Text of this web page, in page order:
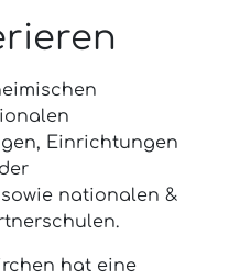
Einrichtungen
nationalen &
hat eine